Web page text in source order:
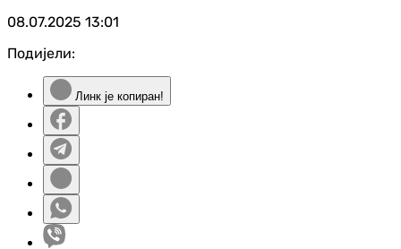
08.07.2025 13:01
Подијели:
Линк је копиран!